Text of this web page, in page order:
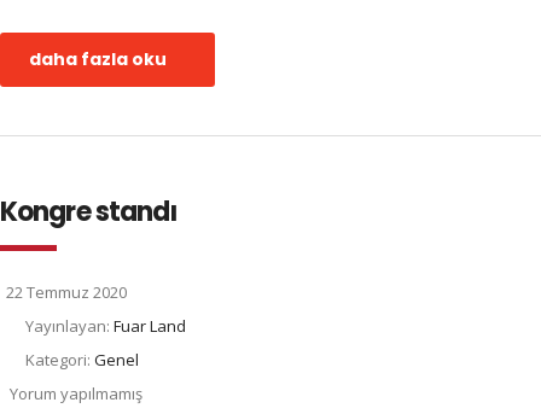
daha fazla oku
Kongre standı
22 Temmuz 2020
Yayınlayan: Fuar Land
Kategori: Genel
Yorum yapılmamış